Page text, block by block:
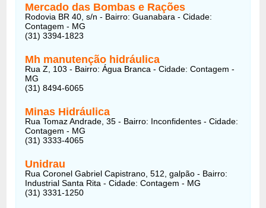
Mercado das Bombas e Rações
Rodovia BR 40, s/n - Bairro: Guanabara - Cidade:
Contagem - MG
(31) 3394-1823
Mh manutenção hidráulica
Rua Z, 103 - Bairro: Água Branca - Cidade: Contagem -
MG
(31) 8494-6065
Minas Hidráulica
Rua Tomaz Andrade, 35 - Bairro: Inconfidentes - Cidade:
Contagem - MG
(31) 3333-4065
Unidrau
Rua Coronel Gabriel Capistrano, 512, galpão - Bairro:
Industrial Santa Rita - Cidade: Contagem - MG
(31) 3331-1250